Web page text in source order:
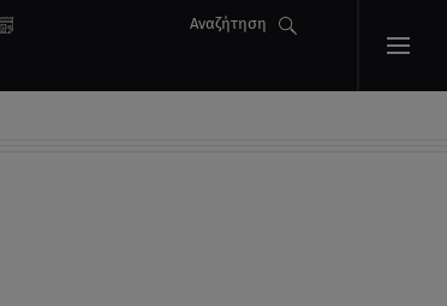
Αναζήτηση